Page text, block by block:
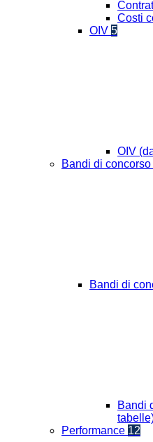
Costi
OIV 5
OIV
Bandi di concorso
Bandi di
Bandi
Performance 12